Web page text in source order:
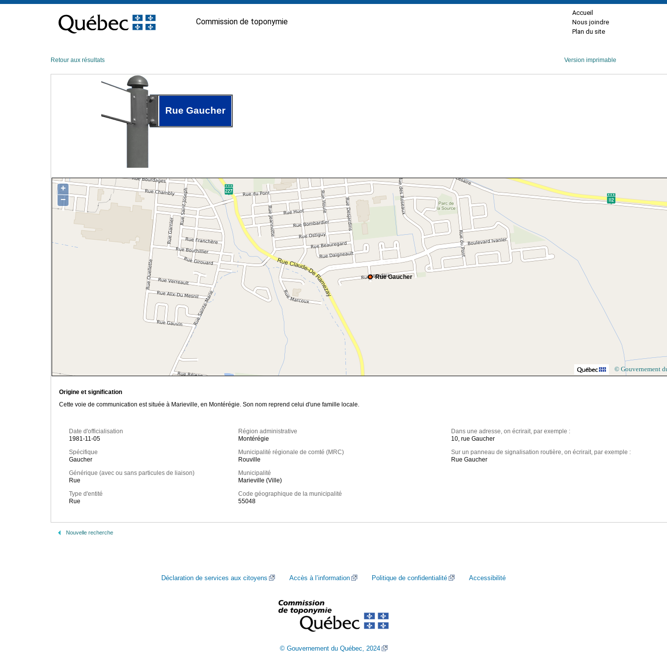
contenu
Commission de toponymie
Accueil
Nous joindre
Plan du site
Retour aux résultats Version imprimable
Rue Gaucher
Rue Gaucher
+
−
© Gouvernement
Origine et signification
Cette voie de communication est située à Marieville, en Montérégie. Son nom reprend celui d'une famille locale.
Date d'officialisation
1981-11-05
Spécifique
Gaucher
Générique (avec ou sans particules de liaison)
Rue
Type d'entité
Rue
Région administrative
Montérégie
Municipalité régionale de comté (MRC)
Rouville
Municipalité
Marieville (Ville)
Code géographique de la municipalité
55048
Dans une adresse, on écrirait, par exemple :
10, rue Gaucher
Sur un panneau de signalisation routière, on écrirait, par exemple :
Rue Gaucher
Nouvelle recherche
Déclaration de services aux citoyens Accès à l’information Politique de confidentialité Accessibilité
© Gouvernement du Québec, 2024